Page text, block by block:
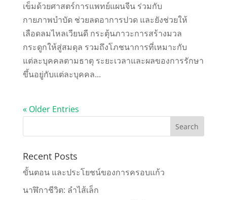
เข็มด้วยศาสตร์การแพทย์แผนจีน ร่วมกับ
กายภาพบำบัด ช่วยลดอาการปวด และยังช่วยให้
เลือดลมไหลเวียนดี กระตุ้นภาวะการสร้างมวล
กระดูกให้สู่สมดุล รวมถึงโภชนาการที่เหมาะกับ
แต่ละบุคคลตามธาตุ ระยะเวลาและผลของการรักษา
ขึ้นอยู่กับแต่ละบุคคล...
« Older Entries
Recent Posts
ขั้นตอน และประโยชน์ของการครอบแก้ว
นาฬิกาชีวิต: ลำไส้เล็ก